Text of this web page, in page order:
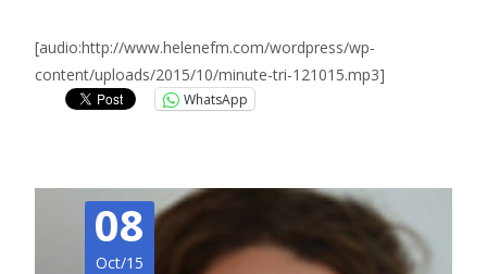
[audio:http://www.helenefm.com/wordpress/wp-
content/uploads/2015/10/minute-tri-121015.mp3]
WhatsApp
08
Oct/15